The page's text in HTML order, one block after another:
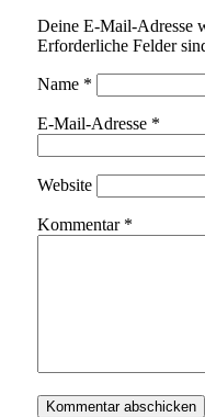
Deine E-Mail-Adresse
Erforderliche Felder
Name *
E-Mail-Adresse *
Website
Kommentar *